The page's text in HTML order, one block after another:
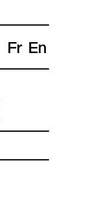
Fr En